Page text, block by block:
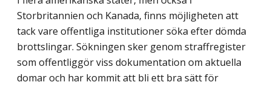
Storbritannien och Kanada, finns möjligheten att
tack vare offentliga institutioner söka efter dömda
brottslingar. Sökningen sker genom straffregister
som offentliggör viss dokumentation om aktuella
domar och har kommit att bli ett bra sätt för